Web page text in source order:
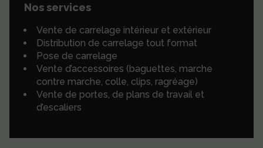
Nos services
Vente de carrelage intérieur et extérieur
Distribution de carrelage tout format
Pose de carrelage
Vente d’accessoires (baguettes, marche
contre marche, colle, clips, ragréage)
Vente de portes, de plans de travail et
d’escaliers